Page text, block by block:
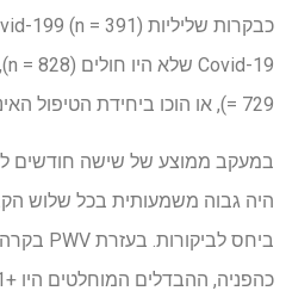
= 729), או הוכו ביחידת הטיפול האינטנסיבית (ICU) (n = 146).